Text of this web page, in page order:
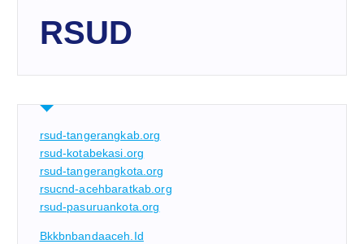
RSUD
rsud-tangerangkab.org
rsud-kotabekasi.org
rsud-tangerangkota.org
rsucnd-acehbaratkab.org
rsud-pasuruankota.org
Bkkbnbandaaceh.id